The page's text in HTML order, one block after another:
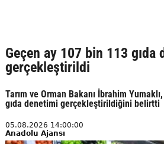
Geçen ay 107 bin 113 gıda
gerçekleştirildi
Tarım ve Orman Bakanı İbrahim
gıda denetimi gerçekleştirildiğini belirtti
05.08.2026 14:00:00
Anadolu Ajansı